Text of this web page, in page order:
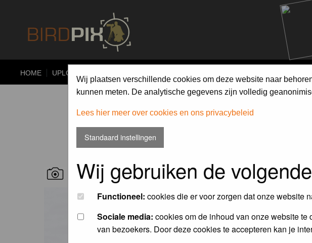
HOME UPLOAD
Wij plaatsen verschillende cookies om deze website naar
kunnen meten. De analytische gegevens zijn volledig
Lees hier meer over cookies en ons privacybeleid
Standaard instellingen
Wij gebruiken de
Functioneel: cookies die er voor zorgen dat onze website
Sociale media: cookies om de inhoud van onze website
van bezoekers. Door deze cookies te accepteren kan je
RECENT BIRD PICS